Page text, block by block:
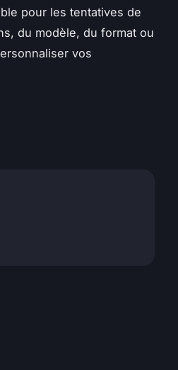
pour les tentatives de
du modèle, du format ou
vos